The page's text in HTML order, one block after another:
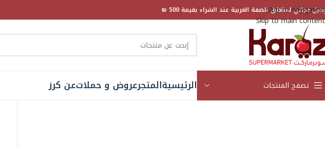
Skip to navigation
Skip to main content
مجاني لمناطق الضفة الغربية عند الشراء بقيمة 500 ₪
تصفح المنتجات الرئيسيةالمتجرعروض و حملاتعن كرز